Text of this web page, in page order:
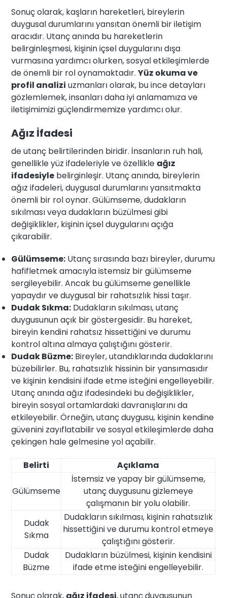
Sonuç olarak, kaşların hareketleri, bireylerin
duygusal durumlarını yansıtan önemli bir iletişim
aracıdır. Utanç anında bu hareketlerin
belirginleşmesi, kişinin içsel duygularını dışa
vurmasına yardımcı olurken, sosyal etkileşimlerde
de önemli bir rol oynamaktadır.Yüz okuma ve
profil analizi uzmanları olarak, bu ince detayları
gözlemlemek, insanları daha iyi anlamamıza ve
iletişimimizi güçlendirmemize yardımcı olur.
Ağız İfadesi
de utanç belirtilerinden biridir. İnsanların ruh hali,
genellikle yüz ifadeleriyle ve özellikle ağız
ifadesiyle belirginleşir. Utanç anında, bireylerin
ağız ifadeleri, duygusal durumlarını yansıtmakta
önemli bir rol oynar. Gülümseme, dudakların
sıkılması veya dudakların büzülmesi gibi
değişiklikler, kişinin içsel duygularını açığa
çıkarabilir.
Gülümseme: Utanç sırasında bazı bireyler, durumu
hafifletmek amacıyla istemsiz bir gülümseme
sergileyebilir. Ancak bu gülümseme genellikle
yapaydır ve duygusal bir rahatsızlık hissi taşır.
Dudak Sıkma: Dudakların sıkılması, utanç
duygusunun açık bir göstergesidir. Bu hareket,
bireyin kendini rahatsız hissettiğini ve durumu
kontrol altına almaya çalıştığını gösterir.
Dudak Büzme: Bireyler, utandıklarında dudaklarını
büzebilirler. Bu, rahatsızlık hissinin bir yansımasıdır
ve kişinin kendisini ifade etme isteğini engelleyebilir.
Utanç anında ağız ifadesindeki bu değişiklikler,
bireyin sosyal ortamlardaki davranışlarını da
etkileyebilir. Örneğin, utanç duygusu, kişinin kendine
güvenini zayıflatabilir ve sosyal etkileşimlerde daha
çekingen hale gelmesine yol açabilir.
Belirti
Açıklama
Gülümseme
İstemsiz ve yapay bir gülümseme,
utanç duygusunu gizlemeye
çalışmanın bir yolu olabilir.
Dudak
Sıkma
Dudakların sıkılması, kişinin rahatsızlık
hissettiğini ve durumu kontrol etmeye
çalıştığını gösterir.
Dudak
Büzme
Dudakların büzülmesi, kişinin kendisini
ifade etme isteğini engelleyebilir.